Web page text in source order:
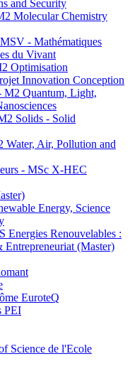
and Security
Molecular Chemistry
- Mathématiques
du Vivant
Optimisation
Innovation Conception
Quantum, Light,
Solids - Solid
Water, Air, Pollution and
- MSc X-HEC
Energy, Science
Energies Renouvelables :
Entrepreneuriat (Master)
EuroteQ
PEI
Science de l'Ecole